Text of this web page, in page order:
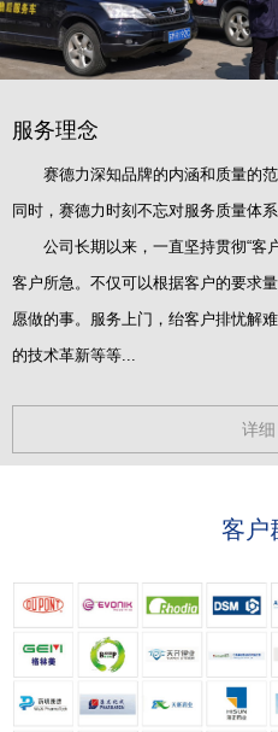
服务理念
赛德力深知品牌的内涵和质量的范
同时，赛德力时刻不忘对服务质量体系
公司长期以来，一直坚持贯彻“客
客户所急。不仅可以根据客户的要求
愿做的事。服务上门，绐客户排忧解
的技术革新等等...
详
客户